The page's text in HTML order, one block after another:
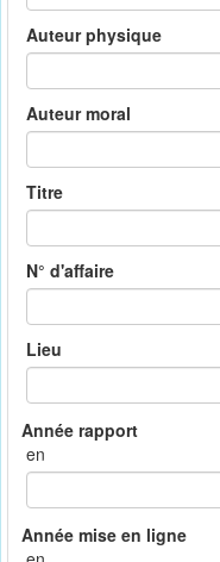
Auteur physique
Auteur moral
Titre
N° d'affaire
Lieu
en